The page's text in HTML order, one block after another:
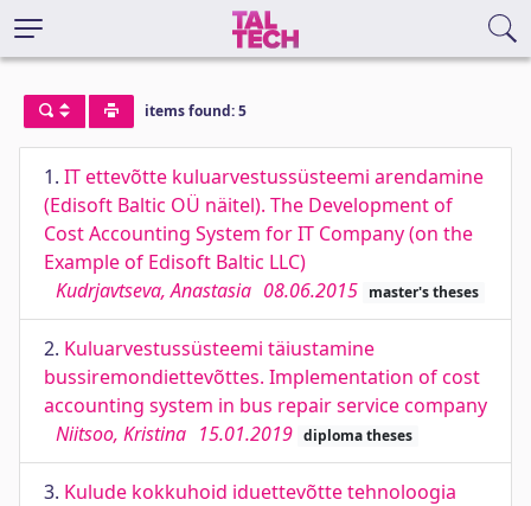
items found: 5
1. IT ettevõtte kuluarvestussüsteemi arendamine
(Edisoft Baltic OÜ näitel). The Development of
Cost Accounting System for IT Company (on the
Example of Edisoft Baltic LLC)
Kudrjavtseva, Anastasia 08.06.2015 master's theses
2. Kuluarvestussüsteemi täiustamine
bussiremondiettevõttes. Implementation of cost
accounting system in bus repair service company
Niitsoo, Kristina 15.01.2019 diploma theses
3. Kulude kokkuhoid iduettevõtte tehnoloogia